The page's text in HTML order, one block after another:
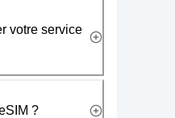
votre service
?